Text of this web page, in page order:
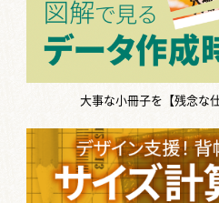
大事な小冊子を【残念な